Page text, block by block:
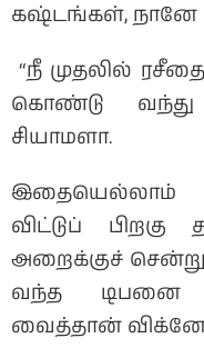
கஷ்டங்கள், நானே
“நீ முதலில்
கொண்டு
சியாமளா.
இதையெல்லாம்
விட்டுப்
அறைக்குச்
வந்த டிபனை
வைத்தான்